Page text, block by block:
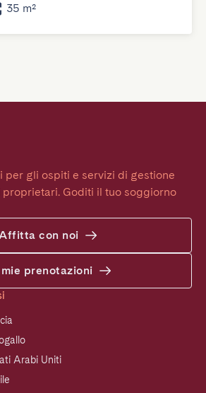
35 m²
per gli ospiti e servizi di gestione
Goditi il tuo soggiorno
con noi
prenotazioni
Arabi Uniti